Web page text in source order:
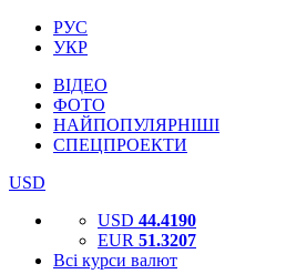
РУС
УКР
ВІДЕО
ФОТО
НАЙПОПУЛЯРНІШІ
СПЕЦПРОЕКТИ
USD
USD 44.4190
EUR 51.3207
Всі курси валют